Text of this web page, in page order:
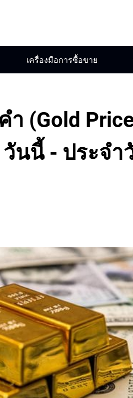
เครื่องมือการซื้อขาย
า (Gold
วันนี้ - ประจ